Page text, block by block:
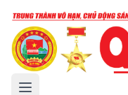
Mở menu chính